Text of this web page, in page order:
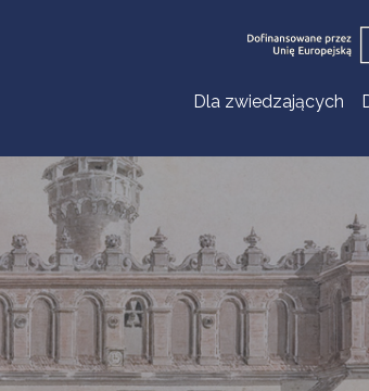
Dla zwiedzających